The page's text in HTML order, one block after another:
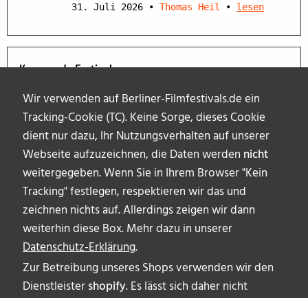
Wir verwenden auf Berliner-Filmfestivals.de ein
Tracking-Cookie (TC). Keine Sorge, dieses Cookie
dient nur dazu, Ihr Nutzungsverhalten auf unserer
Webseite aufzuzeichnen, die Daten werden nicht
weitergegeben. Wenn Sie in Ihrem Browser "Kein
Tracking" festlegen, respektieren wir das und
zeichnen nichts auf. Allerdings zeigen wir dann
weiterhin diese Box. Mehr dazu in unserer
Datenschutz-Erklärung.
Zur Betreibung unseres Shops verwenden wir den
Dienstleistershopify. Es lässt sich daher nicht
31. Juli 2026 • Thomas Heil • lesen
Kommende Festivals